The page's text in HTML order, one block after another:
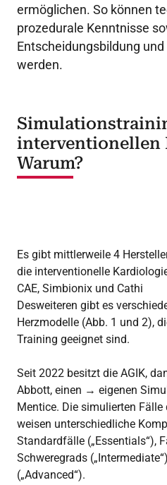
ermöglichen. So können
prozedurale Kenntnisse
Entscheidungsbildung
werden.
interventionellen
Warum?
Es gibt mittlerweile 4
die interventionelle
CAE, Simbionix und Cathi
Desweiteren gibt es
Herzmodelle (Abb. 1 und 2),
Training geeignet sind.
Seit 2022 besitzt die AGIK,
Abbott, einen → eigenen
Mentice. Die simulierten
weisen unterschiedliche
Standardfälle („Essentials“),
Schweregrads
(„Advanced“).